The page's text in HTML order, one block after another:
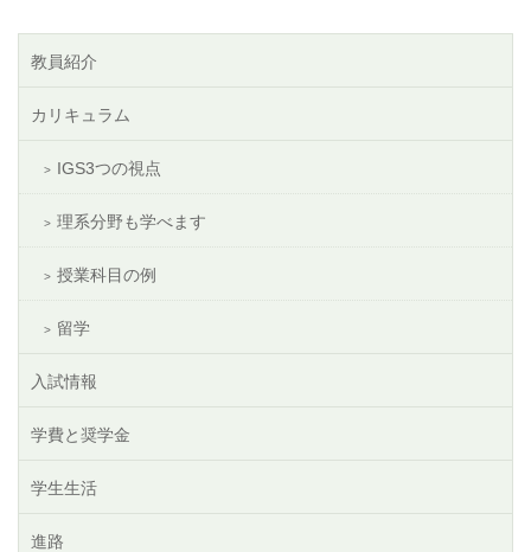
教員紹介
カリキュラム
IGS3つの視点
理系分野も学べます
授業科目の例
留学
入試情報
学費と奨学金
学生生活
進路